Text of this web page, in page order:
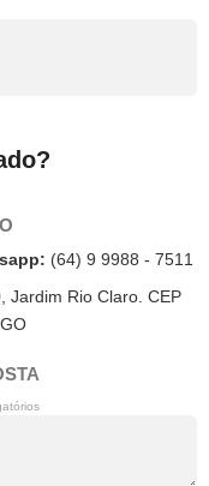
(64) 9 9988 - 7511
Jardim Rio Claro. CEP